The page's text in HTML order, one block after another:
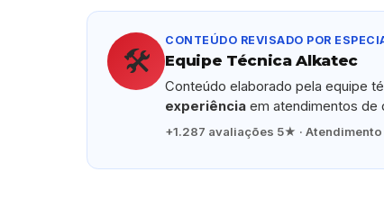
🛠️
CONTEÚDO REVISADO POR
Equipe Técnica Alkatec
Conteúdo elaborado pela equipe
experiência em atendimentos de
+1.287 avaliações 5★ ·